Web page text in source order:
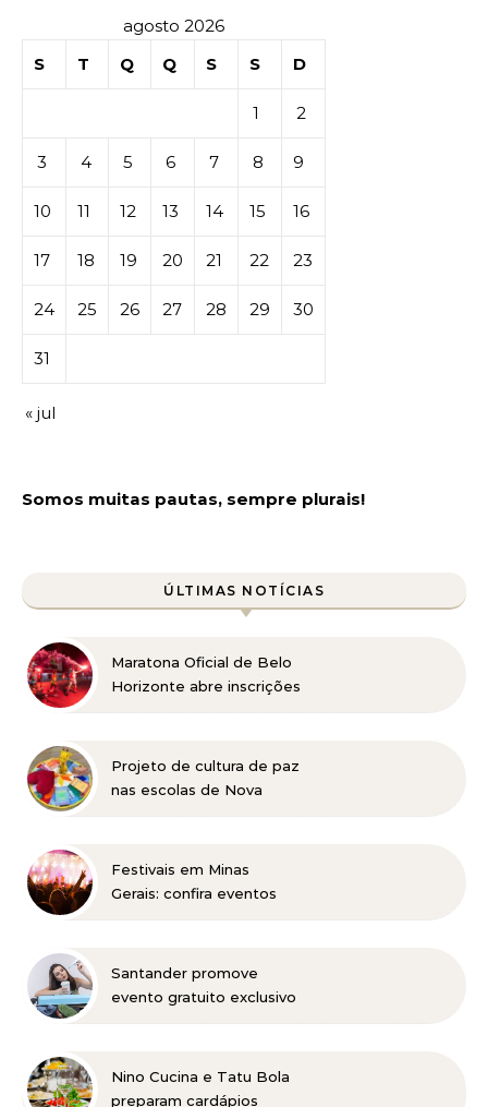
agosto 2026
S
T Q Q S S D
1 2
3 4 5 6 7 8 9
10 11 12 13 14 15 16
17 18 19 20 21 22 23
24 25 26 27 28 29 30
31
« jul
Somos muitas pautas, sempre plurais!
ÚLTIMAS NOTÍCIAS
Maratona Oficial de Belo
Horizonte abre inscrições
Projeto de cultura de paz
nas escolas de Nova
Festivais em Minas
Gerais: confira eventos
setembro
Santander promove
evento gratuito exclusivo
Horizonte
Nino Cucina e Tatu Bola
preparam cardápios